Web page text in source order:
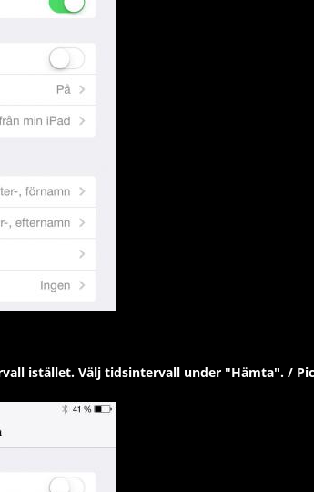
istället. Välj tidsintervall under "Hämta". /